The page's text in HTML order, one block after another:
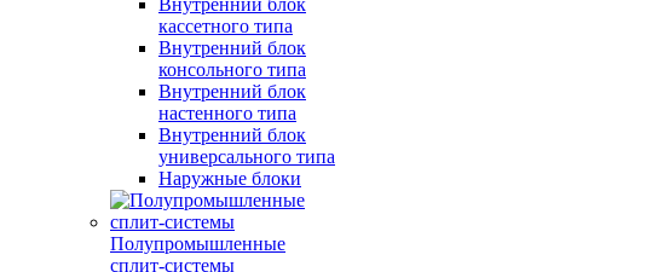
Внутренний блок
кассетного типа
Внутренний блок
консольного типа
Внутренний блок
настенного типа
Внутренний блок
универсального типа
Наружные блоки
Полупромышленные
сплит-системы